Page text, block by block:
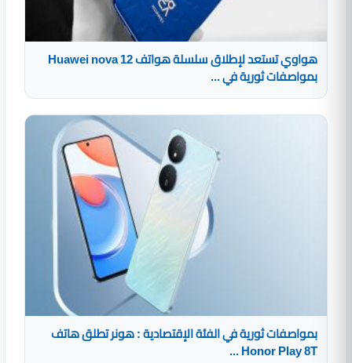
هواوي تستعد لإطلاق سلسلة هواتف Huawei nova 12
بمواصفات ثورية في ...
بمواصفات ثورية في الفئة الإقتصادية : هونر تطلق هاتف
Honor Play 8T ...